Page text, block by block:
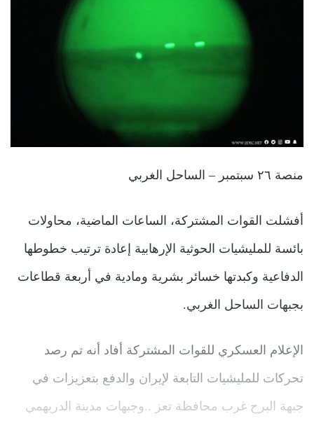
منصة ٢٦ سبتمبر – الساحل الغربي
أفشلت القوات المشتركة، الساعات الماضية، محاولات
بائسة للمليشيات الحوثية الإرهابية إعادة ترتيب خطوطها
الدفاعية وكبدتها خسائر بشرية ومادية في أربعة قطاعات
بجبهات الساحل الغربي.
الإعلام العسكري للقوات المشتركة أفاد أنه تم رصد
تحركات للمليشيات التابعة لإيران والدفع بتعزيزات في
جبهة البرح غرب محافظة تعز ..وجبهات مدينة الدريهمي